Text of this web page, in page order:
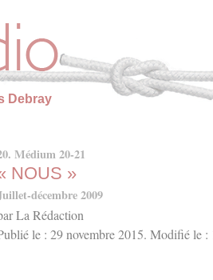
Debray
Médium 20-21
NOUS »
décembre 2009
La Rédaction
le : 29 novembre 2015. Modifié le :